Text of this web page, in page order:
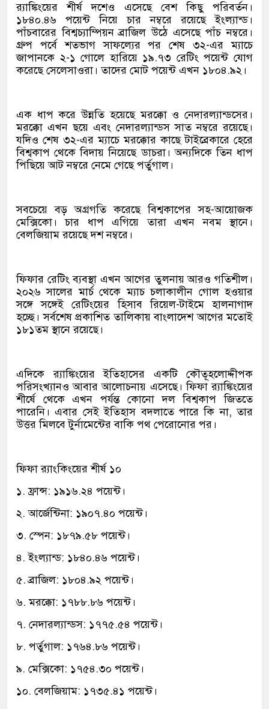
র‍্যাঙ্কিংয়ের শীর্ষ দশেও এসেছে বেশ কিছু পরিবর্তন।
১৮৪০.৪৬ পয়েন্ট নিয়ে চার নম্বরে রয়েছে ইংল্যান্ড।
পাঁচবারের বিশ্বচ্যাম্পিয়ন ব্রাজিল উঠে এসেছে পাঁচ নম্বরে।
গ্রুপ পর্বে শতভাগ সাফল্যের পর শেষ ৩২-এর ম্যাচে
জাপানকে ২-১ গোলে হারিয়ে ১৯.৭৩ রেটিং পয়েন্ট যোগ
করেছে সেলেসাওরা। তাদের মোট পয়েন্ট এখন ১৮০৪.৯২।
এক ধাপ করে উন্নতি হয়েছে মরক্কো ও নেদারল্যান্ডসের।
মরক্কো এখন ছয়ে এবং নেদারল্যান্ডস সাত নম্বরে রয়েছে।
যদিও শেষ ৩২-এর ম্যাচে মরক্কোর কাছে টাইব্রেকারে হেরে
বিশ্বকাপ থেকে বিদায় নিয়েছে ডাচরা। অন্যদিকে তিন ধাপ
পিছিয়ে আট নম্বরে নেমে গেছে পর্তুগাল।
সবচেয়ে বড় অগ্রগতি করেছে বিশ্বকাপের সহ-আয়োজক
মেক্সিকো। চার ধাপ এগিয়ে তারা এখন নবম স্থানে।
বেলজিয়াম রয়েছে দশ নম্বরে।
ফিফার রেটিং ব্যবস্থা এখন আগের তুলনায় আরও গতিশীল।
২০২৬ সালের মার্চ থেকে ম্যাচ চলাকালীন গোল হওয়ার
সঙ্গে সঙ্গেই রেটিংয়ের হিসাব রিয়েল-টাইমে হালনাগাদ
হচ্ছে। সর্বশেষ প্রকাশিত তালিকায় বাংলাদেশ আগের মতোই
১৮১তম স্থানে রয়েছে।
এদিকে র‍্যাঙ্কিংয়ের ইতিহাসের একটি কৌতূহলোদ্দীপক
পরিসংখ্যানও আবার আলোচনায় এসেছে। ফিফা র‍্যাঙ্কিংয়ের
শীর্ষে থেকে এখন পর্যন্ত কোনো দল বিশ্বকাপ জিততে
পারেনি। এবার সেই ইতিহাস বদলাতে পারে কি না, তার
উত্তর মিলবে টুর্নামেন্টের বাকি পথ পেরোনোর পর।
ফিফা র‍্যাংকিংয়ের শীর্ষ ১০
১. ফ্রান্স: ১৯১৬.২৪ পয়েন্ট।
২. আর্জেন্টিনা: ১৯০৭.৪০ পয়েন্ট।
৩. স্পেন: ১৮৭৯.৫৮ পয়েন্ট।
৪. ইংল্যান্ড: ১৮৪০.৪৬ পয়েন্ট।
৫. ব্রাজিল: ১৮০৪.৯২ পয়েন্ট।
৬. মরক্কো: ১৭৮৮.৮৬ পয়েন্ট।
৭. নেদারল্যান্ডস: ১৭৭৫.৫৪ পয়েন্ট।
৮. পর্তুগাল: ১৭৬৪.৮৬ পয়েন্ট।
৯. মেক্সিকো: ১৭৫৪.৩০ পয়েন্ট।
১০. বেলজিয়াম: ১৭৩৫.৪১ পয়েন্ট।